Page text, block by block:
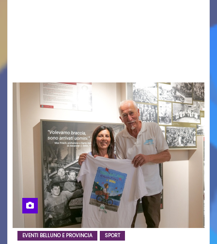
EVENTI BELLUNO E PROVINCIA SPORT